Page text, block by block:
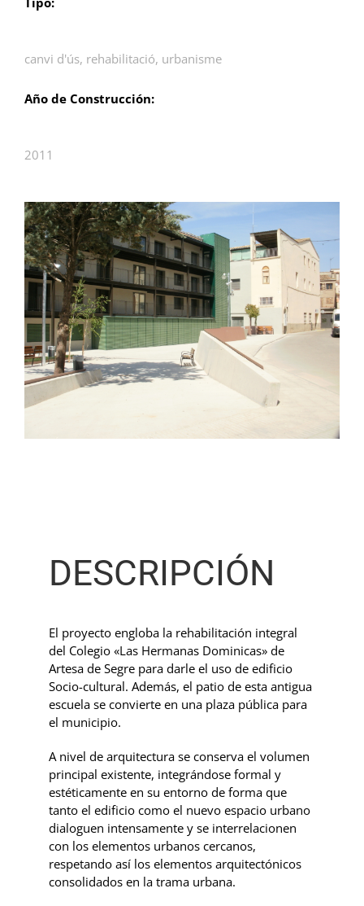
canvi d'ús, rehabilitació, urbanisme
Año de Construcción:
2011
DESCRIPCIÓN
El proyecto engloba la rehabilitación integral
del Colegio «Las Hermanas Dominicas» de
Artesa de Segre para darle el uso de edificio
Socio-cultural. Además, el patio de esta antigua
escuela se convierte en una plaza pública para
el municipio.
A nivel de arquitectura se conserva el volumen
principal existente, integrándose formal y
estéticamente en su entorno de forma que
tanto el edificio como el nuevo espacio urbano
dialoguen intensamente y se interrelacionen
con los elementos urbanos cercanos,
respetando así los elementos arquitectónicos
consolidados en la trama urbana.